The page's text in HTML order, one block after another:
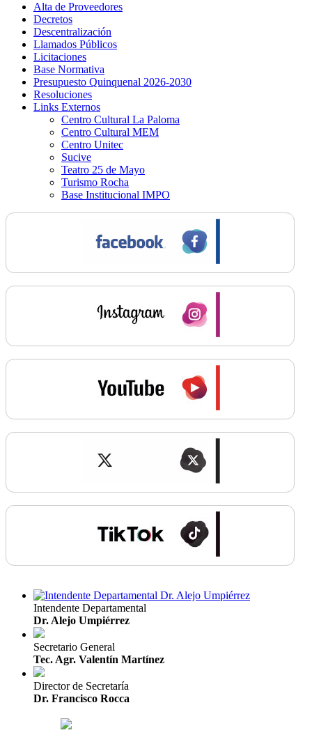
Alta de Proveedores
Decretos
Descentralización
Llamados Públicos
Licitaciones
Base Normativa
Presupuesto Quinquenal 2026-2030
Resoluciones
Links Externos
Centro Cultural La Paloma
Centro Cultural MEM
Centro Unitec
Sucive
Teatro 25 de Mayo
Turismo Rocha
Base Institucional IMPO
Intendente Departamental
Dr. Alejo Umpiérrez
Secretario General
Tec. Agr. Valentín Martínez
Director de Secretaría
Dr. Francisco Rocca